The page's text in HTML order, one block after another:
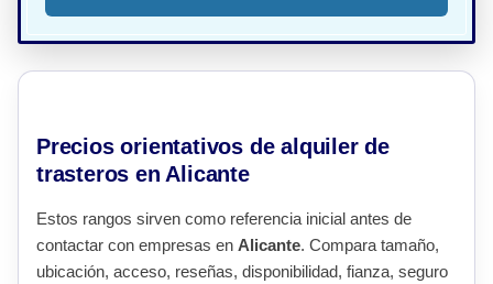
Precios orientativos de alquiler de
trasteros en Alicante
Estos rangos sirven como referencia inicial antes de
contactar con empresas en Alicante. Compara tamaño,
ubicación, acceso, reseñas, disponibilidad, fianza, seguro